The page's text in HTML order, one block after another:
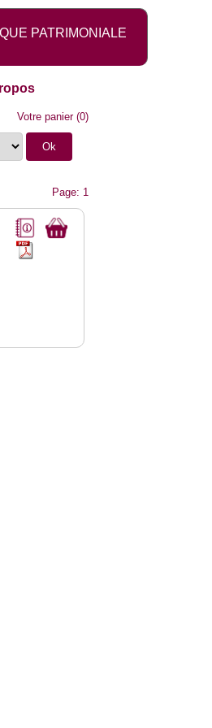
PATRIMONIALE
Votre panier(0)
Page: 1